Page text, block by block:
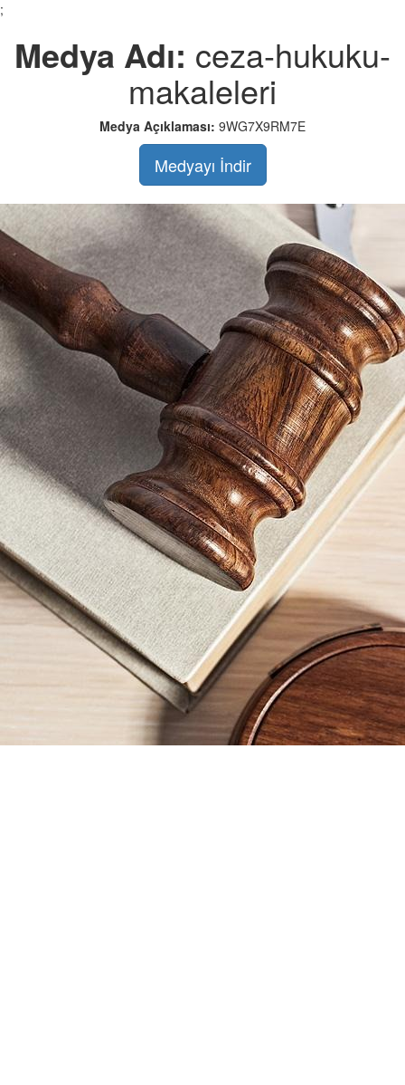
;
Medya Adı: ceza-hukuku-
makaleleri
Medya Açıklaması: 9WG7X9RM7E
Medyayı İndir